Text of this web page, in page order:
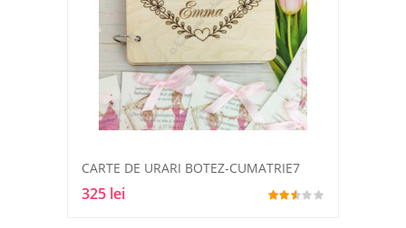
CARTE DE URARI BOTEZ-CUMATRIE7
325 lei